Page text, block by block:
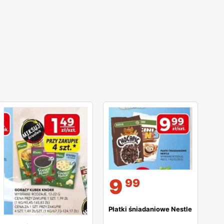
9 99
Płatki śniadaniowe Nestle